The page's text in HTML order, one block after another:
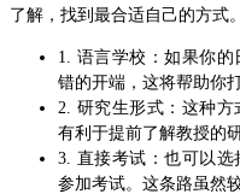
了解，找到最合适自己的方式
1. 语言学校：如果你
错的开端，这将帮助你
2. 研究生形式：这种方
有利于提前了解教授的
3. 直接考试：也可以
参加考试。这条路虽然